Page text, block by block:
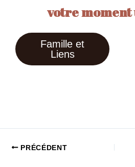
votre moment
Famille et
Liens
PRÉCÉDENT